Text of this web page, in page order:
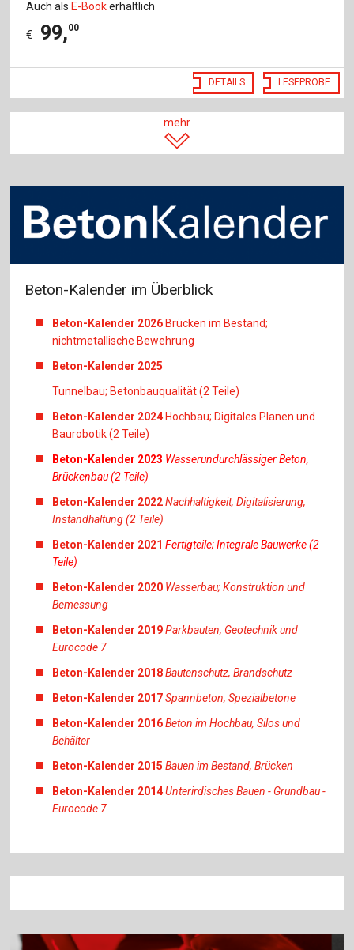
Auch alsE-Bookerhältlich
€ 99,00
DETAILS LESEPROBE
mehr
Beton-Kalender im Überblick
Beton-Kalender 2026 Brücken im Bestand;
nichtmetallische Bewehrung
Beton-Kalender 2025
Tunnelbau; Betonbauqualität (2 Teile)
Beton-Kalender 2024 Hochbau; Digitales Planen und
Baurobotik (2 Teile)
Beton-Kalender 2023 Wasserundurchlässiger Beton,
Brückenbau (2 Teile)
Beton-Kalender 2022Nachhaltigkeit, Digitalisierung,
Instandhaltung (2 Teile)
Beton-Kalender 2021Fertigteile; Integrale Bauwerke (2
Teile)
Beton-Kalender 2020 Wasserbau; Konstruktion und
Bemessung
Beton-Kalender 2019Parkbauten, Geotechnik und
Eurocode 7
Beton-Kalender 2018Bautenschutz, Brandschutz
Beton-Kalender 2017Spannbeton, Spezialbetone
Beton-Kalender 2016Beton im Hochbau, Silos und
Behälter
Beton-Kalender 2015Bauen im Bestand, Brücken
Beton-Kalender 2014Unterirdisches Bauen - Grundbau -
Eurocode 7